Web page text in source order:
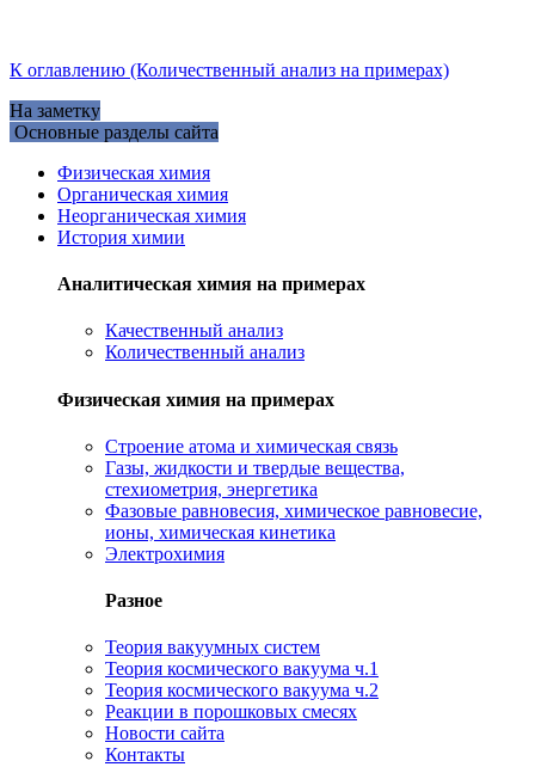
К оглавлению (Количественный анализ на примерах)
На заметку
Основные разделы сайта
Физическая химия
Органическая химия
Неорганическая химия
История химии
Аналитическая химия на примерах
Качественный анализ
Количественный анализ
Физическая химия на примерах
Cтроение атома и химическая связь
Газы, жидкости и твердые вещества,
стехиометрия, энергетика
Фазовые равновесия, химическое равновесие,
ионы, химическая кинетика
Электрохимия
Разное
Теория вакуумных систем
Теория космического вакуума ч.1
Теория космического вакуума ч.2
Реакции в порошковых смесях
Новости сайта
Контакты